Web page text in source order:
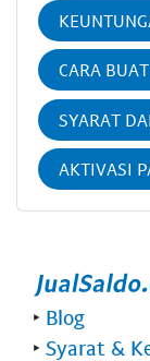
CARA
SYARAT
AKTIVASI
‣ Blog
‣ Syarat &